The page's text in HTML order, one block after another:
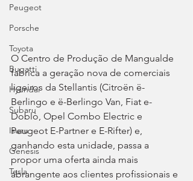
Peugeot
Porsche
Toyota
Bugatti
Hyundai
Subaru
Isuzu
Genesis
Tesla
O Centro de Produção de Mangualde
fabrica a geração nova de comerciais
ligeiros da Stellantis (Citroën ë-
Berlingo e ë-Berlingo Van, Fiat e-
Doblò, Opel Combo Electric e
Peugeot E-Partner e E-Rifter) e,
ganhando esta unidade, passa a
propor uma oferta ainda mais
abrangente aos clientes profissionais e